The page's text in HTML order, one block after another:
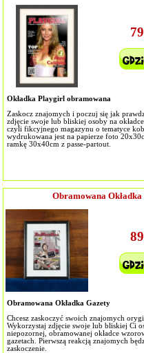
Okładka Playgirl obramowana
Zaskocz znajomych i poczuj się jak
zdjęcie swoje lub bliskiej osoby na
czyli fikcyjnego magazynu o tematyce
wydrukowana jest na papierze foto
ramkę 30x40cm z passe-partout.
Obramowana Okładka
Obramowana Okładka Gazety
Chcesz zaskoczyć swoich znajomych
Wykorzystaj zdjęcie swoje lub bliskiej Ci
niepozornej, obramowanej okładce
gazetach. Pierwszą reakcją znajomych
zaskoczenie.